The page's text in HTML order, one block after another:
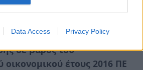
Data Access Privacy Policy
της υπ’ αριθμ.
έγκρισης δαπάνης και
σε βάρος του
έτους 2016 ΠΕ